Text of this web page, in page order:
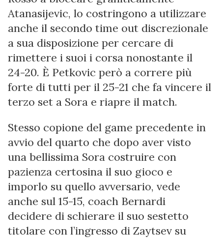
Atanasijevic, lo costringono a utilizzare
anche il secondo time out discrezionale
a sua disposizione per cercare di
rimettere i suoi i corsa nonostante il
24-20. È Petkovic però a correre più
forte di tutti per il 25-21 che fa vincere il
terzo set a Sora e riapre il match.
Stesso copione del game precedente in
avvio del quarto che dopo aver visto
una bellissima Sora costruire con
pazienza certosina il suo gioco e
imporlo su quello avversario, vede
anche sul 15-15, coach Bernardi
decidere di schierare il suo sestetto
titolare con l’ingresso di Zaytsev su